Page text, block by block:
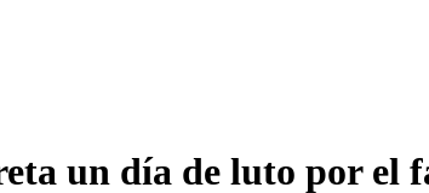
un día de luto por el